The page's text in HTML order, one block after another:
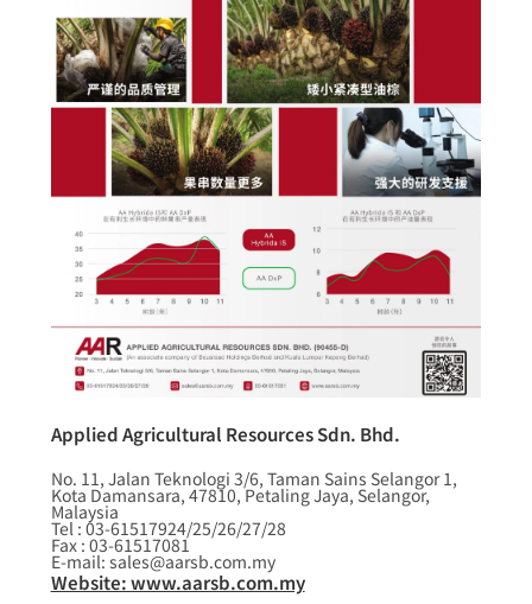
Applied Agricultural Resources Sdn. Bhd.
No. 11, Jalan Teknologi 3/6, Taman Sains Selangor 1,
Kota Damansara, 47810, Petaling Jaya, Selangor,
Malaysia
Tel : 03-61517924/25/26/27/28
Fax : 03-61517081
E-mail: sales@aarsb.com.my
Website: www.aarsb.com.my